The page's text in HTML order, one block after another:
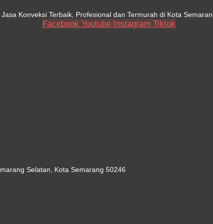
Jasa Konveksi Terbaik, Profesional dan Termurah di Kota
Facebook Youtube Instagram Tiktok
Selatan, Kota Semarang 50246